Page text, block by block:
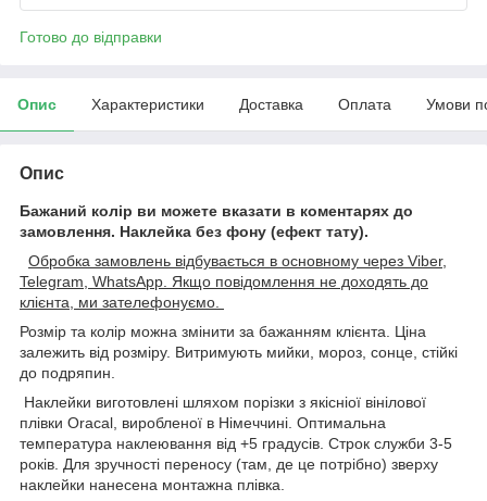
Готово до відправки
Опис Характеристики Доставка Оплата Умови
Опис
Бажаний колір ви можете вказати в коментарях до
замовлення. Наклейка без фону (ефект тату).
Обробка замовлень відбувається в основному через Viber,
Telegram, WhatsApp. Якщо повідомлення не доходять до
клієнта, ми зателефонуємо.
Розмір та колір можна змінити за бажанням клієнта. Ціна
залежить від розміру. Витримують мийки, мороз, сонце, стійкі
до подряпин.
Наклейки виготовлені шляхом порізки з якісніої вінілової
плівки Oracal, виробленої в Німеччині. Оптимальна
температура наклеювання від +5 градусів. Строк служби 3-5
років. Для зручності переносу (там, де це потрібно) зверху
наклейки нанесена монтажна плівка.